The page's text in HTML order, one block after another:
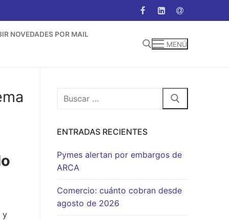
NOVEDADES POR MAIL
MENÚ
y
Buscar:
ENTRADAS RECIENTES
Pymes alertan por embargos de
ARCA
Comercio: cuánto cobran desde
agosto de 2026